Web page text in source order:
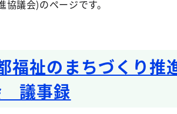
議会)のページです。
福祉のまちづくり推
議事録